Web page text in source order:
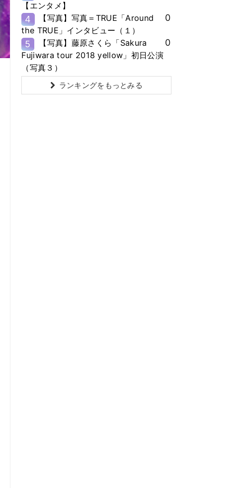
【エンタメ】
4
【写真】写真＝TRUE「Around
the TRUE」インタビュー（１）
0
5
【写真】藤原さくら「Sakura
Fujiwara tour 2018 yellow」初日公演
（写真３）
0
ランキングをもっとみる